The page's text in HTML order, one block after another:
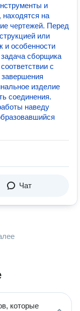
и
на
чертежей. Перед
или
и особенности
сборщика
с
изделие
соединения.
наведу
Чат
которые